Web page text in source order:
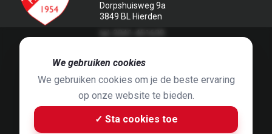
Dorpshuisweg 9a
3849 BL Hierden
Jaap Hop & ontwerpen door
We gebruiken cookies
We gebruiken cookies om je de beste ervaring
op onze website te bieden.
✓ Sta cookies toe